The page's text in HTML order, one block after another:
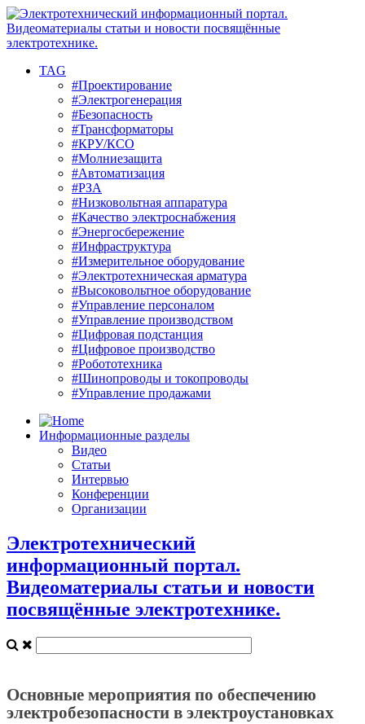
TAG
#Проектирование
#Электрогенерация
#Безопасность
#Трансформаторы
#КРУ/КСО
#Молниезащита
#Автоматизация
#РЗА
#Низковольтная аппаратура
#Качество электроснабжения
#Энергосбережение
#Инфраструктура
#Измерительное оборудование
#Электротехническая арматура
#Высоковольтное оборудование
#Управление персоналом
#Управление производством
#Цифровая подстанция
#Цифровое производство
#Робототехника
#Шинопроводы и токопроводы
#Управление продажами
Информационные разделы
Видео
Статьи
Интервью
Конференции
Организации
Электротехнический
информационный портал.
Видеоматериалы статьи и новости
посвящённые электротехнике.
Основные мероприятия по обеспечению
электробезопасности в электроустановках